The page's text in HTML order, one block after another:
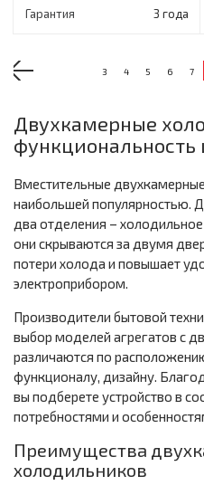
Гарантия 3 года
3 4 5 6 7
Двухкамерные
функциональность
Вместительные
наибольшей популярностью.
два отделения –
они скрываются за двумя
потери холода и повышает
электроприбором.
Производители бытовой
выбор моделей агрегатов с
различаются по
функционалу, дизайну.
вы подберете устройство в
потребностями и
Преимущества
холодильников